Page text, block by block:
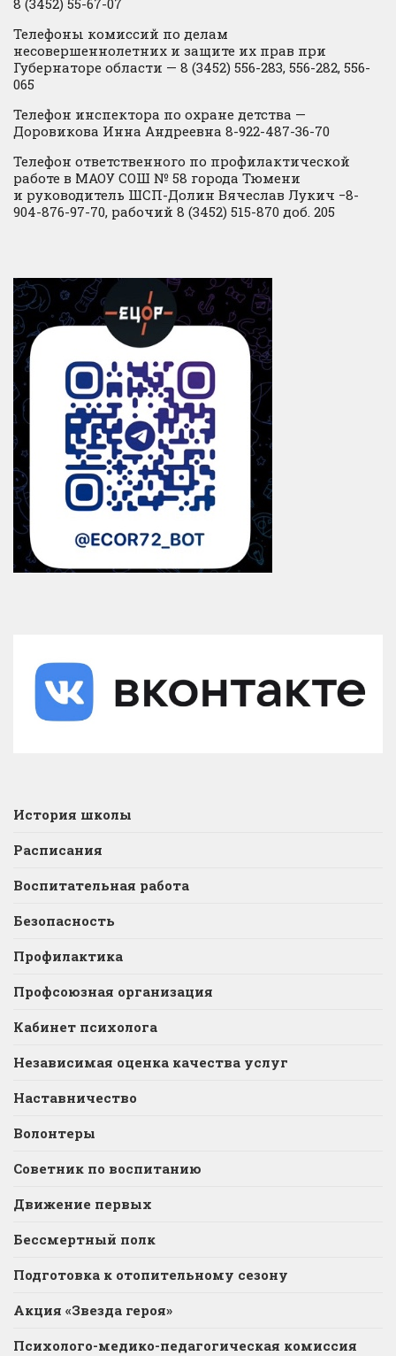
8 (3452) 55-67-07
Телефоны комиссий по делам
несовершеннолетних и защите их прав при
Губернаторе области — 8 (3452) 556-283, 556-282, 556-
065
Телефон инспектора по охране детства —
Доровикова Инна Андреевна 8-922-487-36-70
Телефон ответственного по профилактической
работе в МАОУ СОШ № 58 города Тюмени
и руководитель ШСП-Долин Вячеслав Лукич −8-
904-876-97-70, рабочий 8 (3452) 515-870 доб. 205
История школы
Расписания
Воспитательная работа
Безопасность
Профилактика
Профсоюзная организация
Кабинет психолога
Независимая оценка качества услуг
Наставничество
Волонтеры
Советник по воспитанию
Движение первых
Бессмертный полк
Подготовка к отопительному сезону
Акция «Звезда героя»
Психолого-медико-педагогическая комиссия